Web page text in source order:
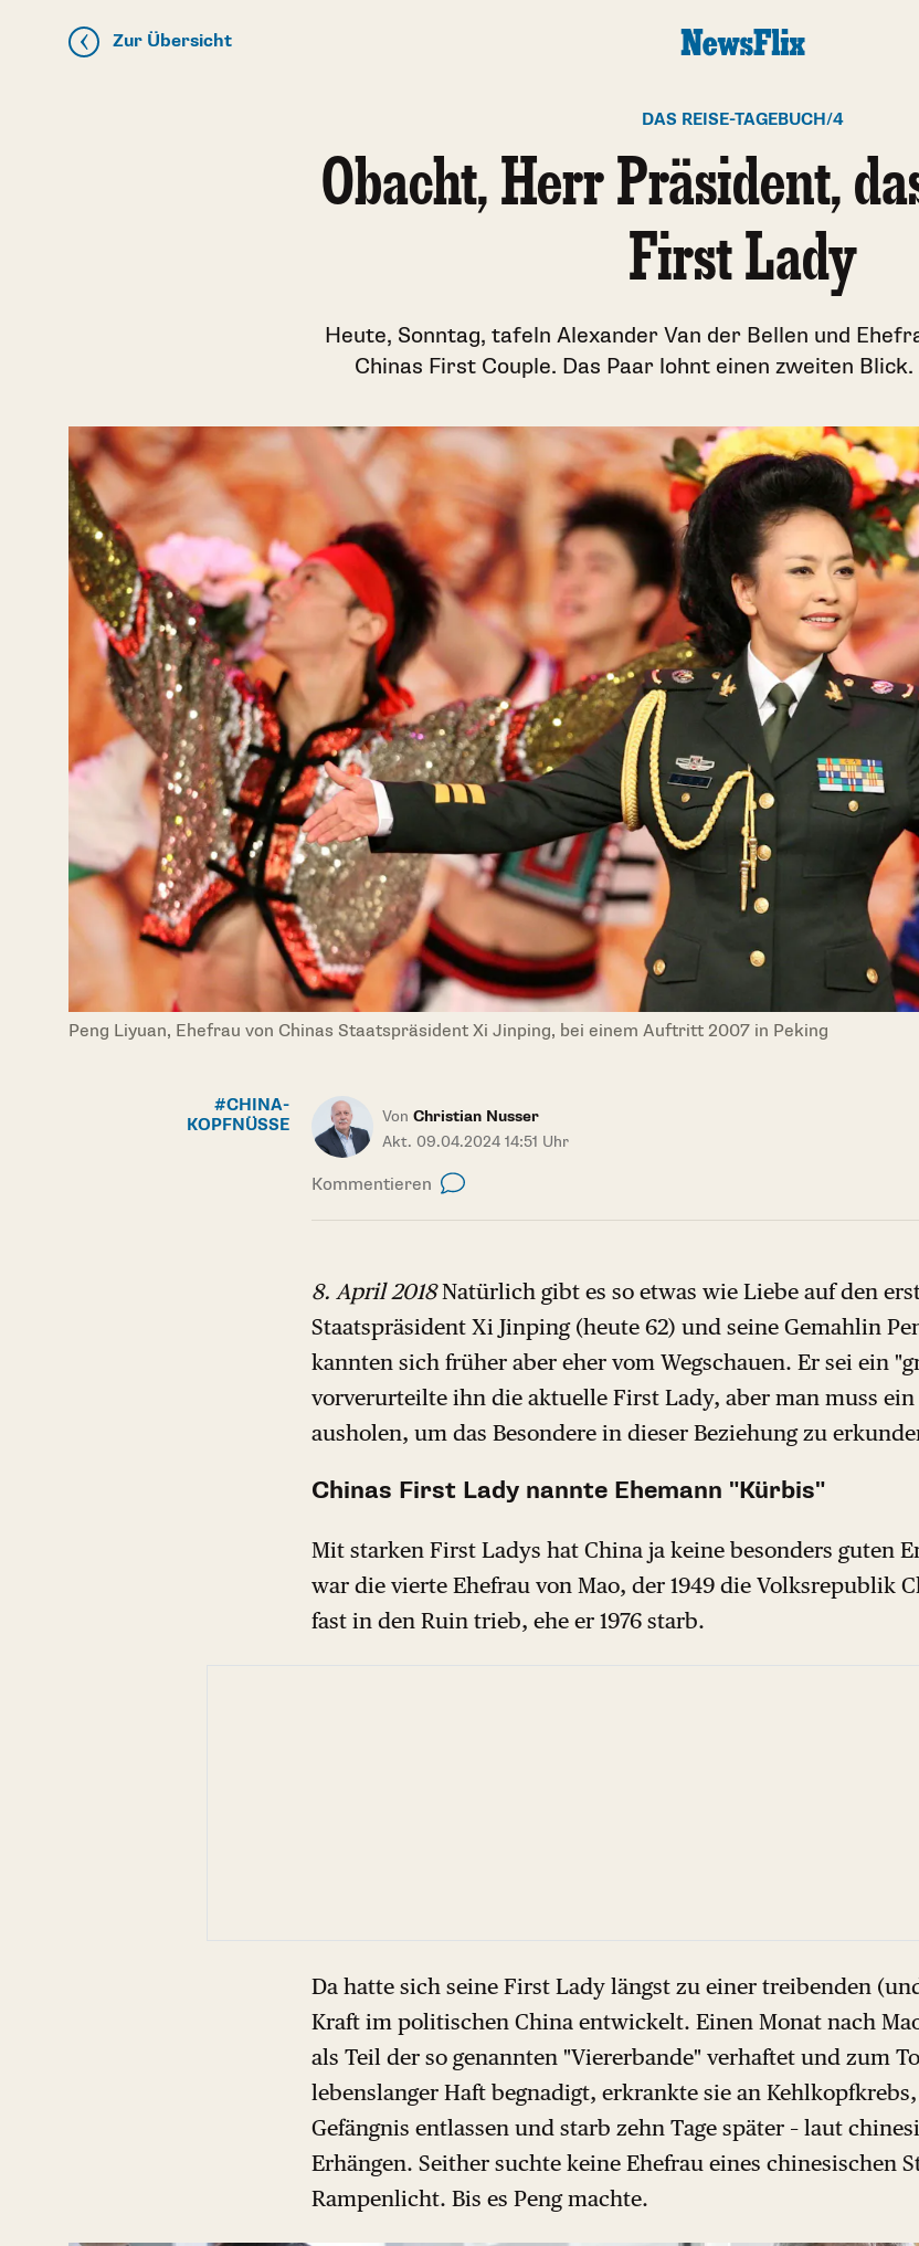
Zur Übersicht
DAS REISE-TAGEBUCH/4
Obacht, Herr Präsident,
First Lady
Heute, Sonntag, tafeln Alexander Van der Bellen und
Chinas First Couple. Das Paar lohnt einen zweiten
Peng Liyuan, Ehefrau von Chinas Staatspräsident Xi Jinping, bei einem Auftritt 2007 in Peking
#CHINA-
KOPFNÜSSE
Von Christian Nusser
Akt. 09.04.2024 14:51 Uhr
Kommentieren
8. April 2018Natürlich gibt es so etwas wie Liebe auf den
Staatspräsident Xi Jinping (heute 62) und seine Gemahlin
kannten sich früher aber eher vom Wegschauen. Er sei ein
vorverurteilte ihn die aktuelle First Lady, aber man muss
ausholen, um das Besondere in dieser Beziehung zu
Chinas First Lady nannte Ehemann "Kürbis"
Mit starken First Ladys hat China ja keine besonders guten
war die vierte Ehefrau von Mao, der 1949 die Volksrepublik
fast in den Ruin trieb, ehe er 1976 starb.
Da hatte sich seine First Lady längst zu einer treibenden
Kraft im politischen China entwickelt. Einen Monat nach
als Teil der so genannten "Viererbande" verhaftet und zum
lebenslanger Haft begnadigt, erkrankte sie an Kehlkopfkrebs,
Gefängnis entlassen und starb zehn Tage später – laut
Erhängen. Seither suchte keine Ehefrau eines chinesischen
Rampenlicht. Bis es Peng machte.